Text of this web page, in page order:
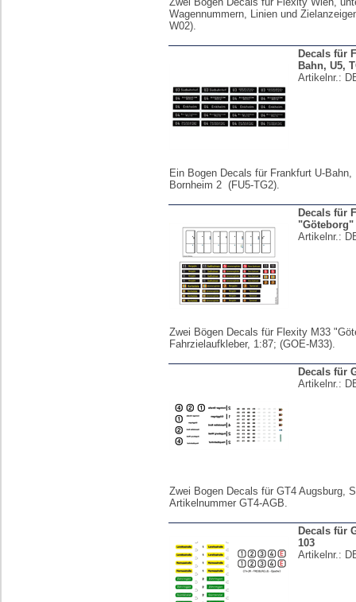
Wagennummern, Linien und
W02).
Decals für
Bahn, U5,
Artikelnr.:
Ein Bogen Decals für Frankfurt U-
Bornheim 2 (FU5-TG2).
Decals für
"Göteborg"
Artikelnr.:
Zwei Bögen Decals für Flexity M33
Fahrzielaufkleber, 1:87; (GOE-M33).
Decals für
Artikelnr.:
Zwei Bogen Decals für GT4 Augsburg,
Artikelnummer GT4-AGB.
Decals für
103
Artikelnr.: